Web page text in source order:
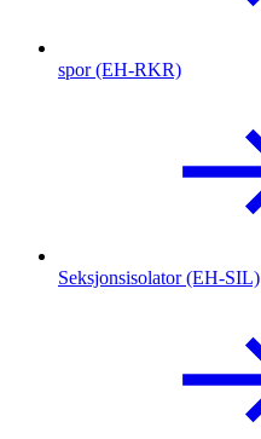
spor (EH-RKR)
Seksjonsisolator (EH-SIL)